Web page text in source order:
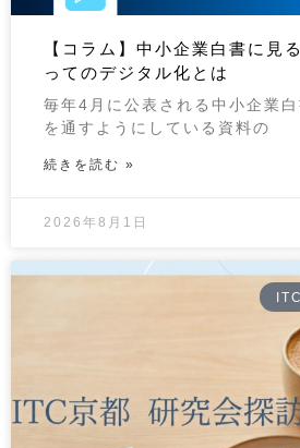
【コラム】中小企業白書に見
ってのデジタル化とは
毎年4月に公表される中小企業
を通すようにしている資料の
続きを読む »
2026年8月1日